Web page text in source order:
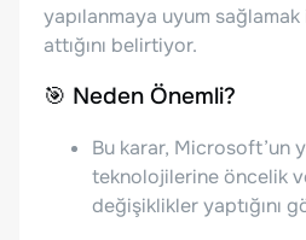
yapılanmaya uyum sağlamak
attığını belirtiyor.
🎯 Neden Önemli?
Bu karar, Microsoft’un
teknolojilerine öncelik
değişiklikler yaptığını